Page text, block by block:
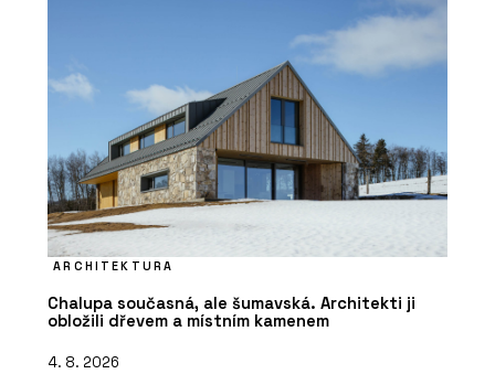
ARCHITEKTURA
Chalupa současná, ale šumavská. Architekti ji
obložili dřevem a místním kamenem
4. 8. 2026